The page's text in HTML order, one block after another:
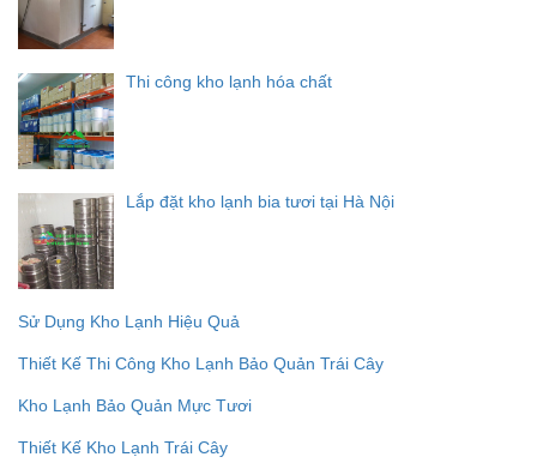
Thi công kho lạnh hóa chất
Lắp đặt kho lạnh bia tươi tại Hà Nội
Sử Dụng Kho Lạnh Hiệu Quả
Thiết Kế Thi Công Kho Lạnh Bảo Quản Trái Cây
Kho Lạnh Bảo Quản Mực Tươi
Thiết Kế Kho Lạnh Trái Cây